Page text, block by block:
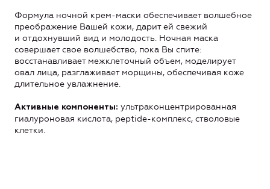
Формула ночной крем-маски обеспечивает волшебное
преображение Вашей кожи, дарит ей свежий
и отдохнувший вид и молодость. Ночная маска
совершает свое волшебство, пока Вы спите:
восстанавливает межклеточный объем, моделирует
овал лица, разглаживает морщины, обеспечивая коже
длительное увлажнение.
Активные компоненты: ультраконцентрированная
гиалуроновая кислота, peptide-комплекс, стволовые
клетки.